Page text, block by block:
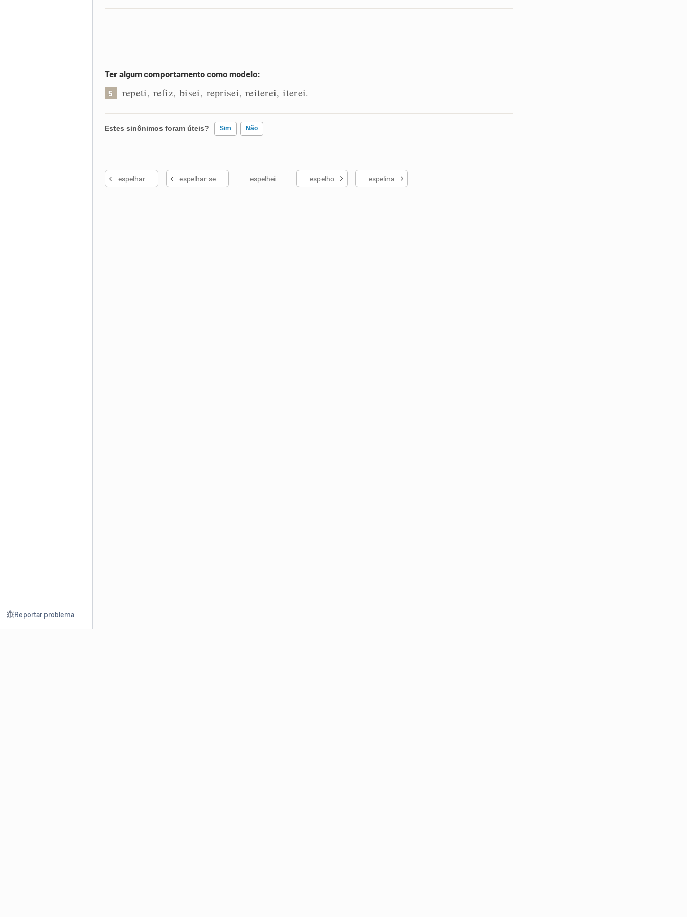
Reportar problema
Ter algum comportamento como modelo:
5 repeti, refiz, bisei, reprisei, reiterei, iterei.
Estes sinônimos foram úteis? Sim Não
Nenhum dos sinônimos apresentados me ajudou
espelhar espelhar-se espelhei espelho espelina